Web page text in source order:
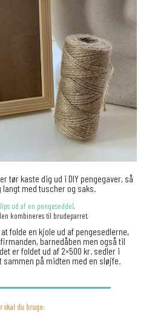
tør kaste dig ud i DIY pengegaver, så
med tuscher og saks.
ud af en pengeseddel.
kombineres til brudeparret.
folde en kjole ud af pengesedlerne,
barnedåben men også til
er foldet ud af 2×500 kr. sedler i
på midten med en sløjfe.
skal du bruge: